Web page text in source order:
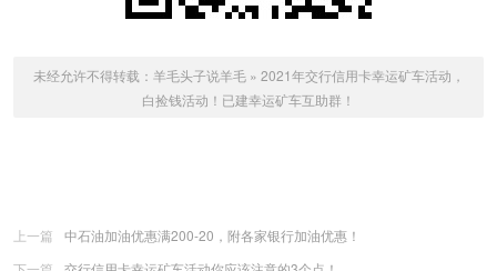
未经允许不得转载： 羊毛头子说羊毛» 2021年交行信用卡幸运矿车活动，
白捡钱活动！已建幸运矿车互助群！
上一篇
中石油加油优惠满200-20，附各家银行加油优惠！